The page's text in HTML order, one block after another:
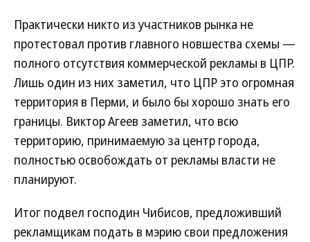
Практически никто из участников рынка не
протестовал против главного новшества схемы —
полного отсутствия коммерческой рекламы в ЦПР.
Лишь один из них заметил, что ЦПР это огромная
территория в Перми, и было бы хорошо знать его
границы. Виктор Агеев заметил, что всю
территорию, принимаемую за центр города,
полностью освобождать от рекламы власти не
планируют.
Итог подвел господин Чибисов, предложивший
рекламщикам подать в мэрию свои предложения